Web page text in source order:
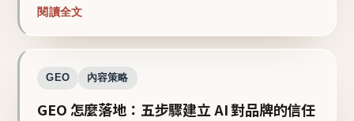
閱讀全文
GEO 內容策略
GEO 怎麼落地：五步驟建立 AI 對品牌的信任